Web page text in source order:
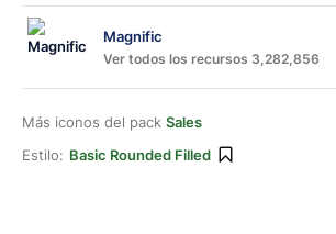
Magnific
Ver todos los recursos 3,282,856
Más iconos del pack Sales
Estilo: Basic Rounded Filled